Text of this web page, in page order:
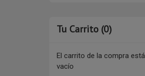
Tu Carrito (0)
El carrito de la compra está
vacío